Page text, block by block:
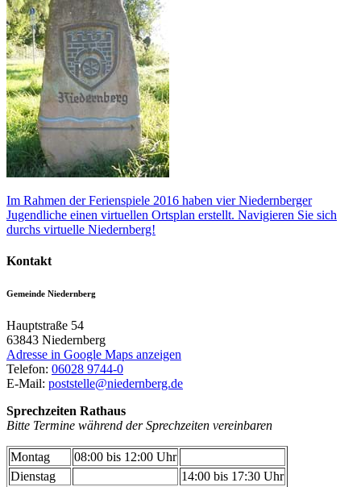
Im Rahmen der Ferienspiele 2016 haben vier Niedernberger
Jugendliche einen virtuellen Ortsplan erstellt. Navigieren Sie sich
durchs virtuelle Niedernberg!
Kontakt
Gemeinde Niedernberg
Hauptstraße 54
63843 Niedernberg
Adresse in Google Maps anzeigen
Telefon: 06028 9744-0
E-Mail: poststelle@niedernberg.de
Sprechzeiten Rathaus
Bitte Termine während der Sprechzeiten vereinbaren
Montag
08:00 bis 12:00 Uhr
Dienstag
14:00 bis 17:30 Uhr